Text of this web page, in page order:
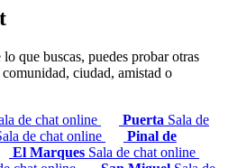
lo que buscas, puedes probar otras
ciudad, amistad o
de chat online Puerta Sala de
de chat online
Pinal de
El Marques Sala de chat online